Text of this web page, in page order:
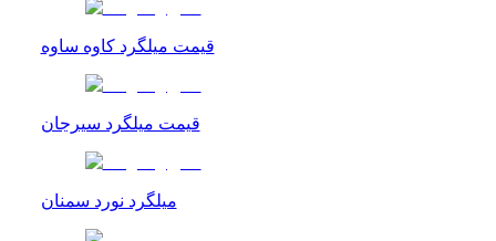
قیمت میلگرد کاوه ساوه
قیمت میلگرد سیرجان
میلگرد نورد سمنان